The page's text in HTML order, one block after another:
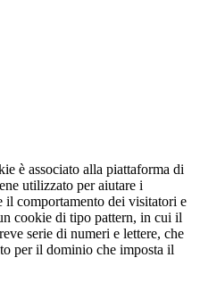
è associato alla piattaforma di
utilizzato per aiutare i
comportamento dei visitatori e
cookie di tipo pattern, in cui il
serie di numeri e lettere, che
per il dominio che imposta il